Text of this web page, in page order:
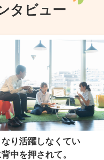
タビュー
なり活躍しなくてい
中を押されて。